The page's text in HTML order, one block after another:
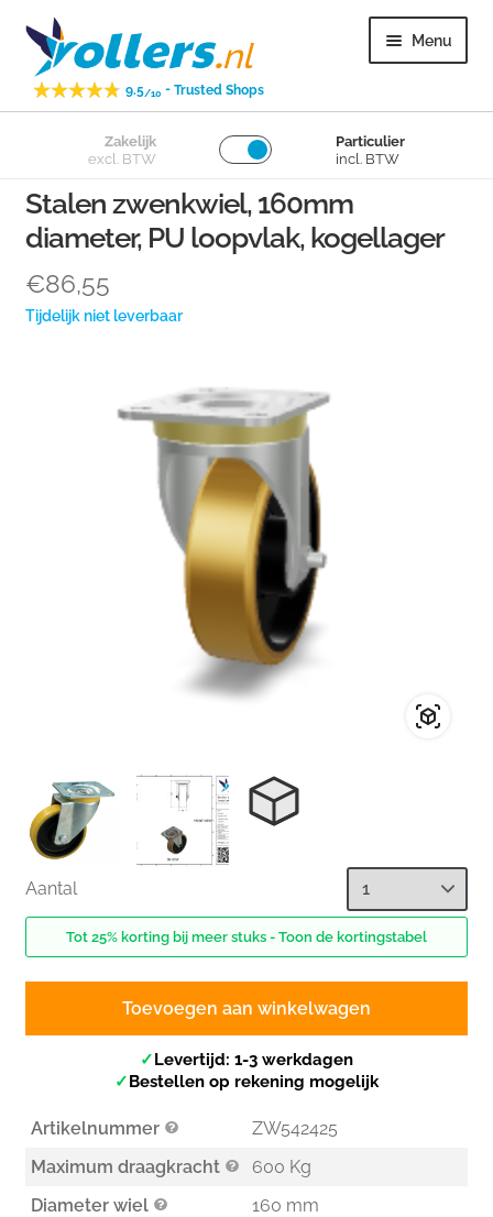
Ga
door
naar
navigatie
Ga
naar
de
inhoud
9.5/10 - Trusted Shops
Menu
Zwenkwielen
Bokwielen
Losse wielen
Klantenservice
Zakelijk
excl. BTW
Particulier
incl. BTW
Stalen zwenkwiel, 160mm
diameter, PU loopvlak, kogellager
€86,55
Tijdelijk niet leverbaar
Aantal
Tot 25% korting bij meer stuks - Toon de kortingstabel
Toevoegen aan winkelwagen
✓Levertijd: 1-3 werkdagen
✓Bestellen op rekening mogelijk
Artikelnummer
ZW542425
Maximum draagkracht
600 Kg
Diameter wiel
160 mm